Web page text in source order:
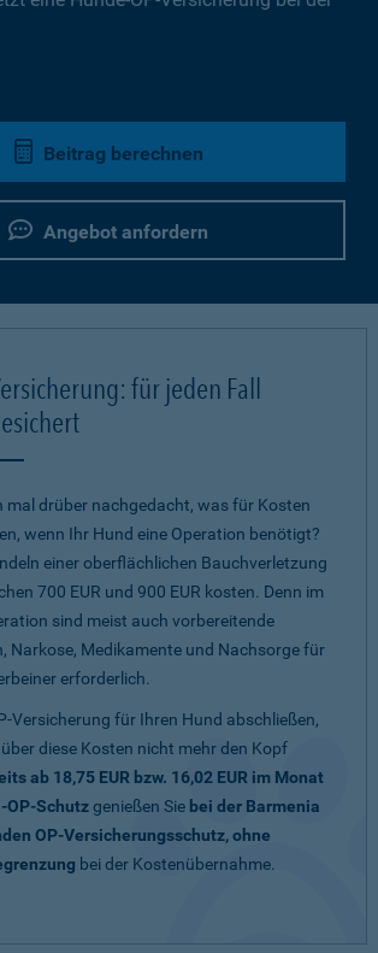
Beitrag berechnen
Angebot anfordern
für jeden Fall
mal drüber nachgedacht, was für Kosten
wenn Ihr Hund eine Operation benötigt?
einer oberflächlichen Bauchverletzung
700 EUR und 900 EUR kosten. Denn im
sind meist auch vorbereitende
Narkose, Medikamente und Nachsorge für
erforderlich.
Versicherung für Ihren Hund abschließen,
diese Kosten nicht mehr den Kopf
ab 18,75 EUR bzw. 16,02 EUR im Monat
OP-Schutzgenießen Sie bei der Barmenia
OP-Versicherungsschutz, ohne
bei der Kostenübernahme.